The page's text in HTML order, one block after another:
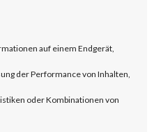
auf einem Endgerät,
der Performance von Inhalten,
oder Kombinationen von